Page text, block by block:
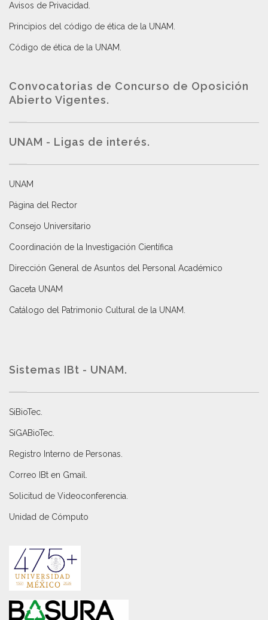
Avisos de Privacidad
Principios del código de ética de la UNAM
Código de ética de la UNAM
Convocatorias de Concurso de Oposición
Abierto Vigentes.
UNAM - Ligas de interés.
UNAM
Página del Rector
Consejo Universitario
Coordinación de la Investigación Científica
Dirección General de Asuntos del Personal Académico
Gaceta UNAM
Catálogo del Patrimonio Cultural de la UNAM.
Sistemas IBt - UNAM.
SiBioTec
SiGABioTec.
Registro Interno de Personas
Correo IBt en Gmail
Solicitud de Videoconferencia.
Unidad de Cómputo